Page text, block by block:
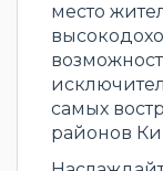
место
самых
районов